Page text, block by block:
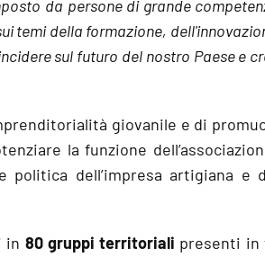
da persone di grande
temi della formazione,
sul futuro del nostro Paese e
giovanile e di
la funzione
politica dell’impresa artigiana e
in 80 gruppi territoriali presenti